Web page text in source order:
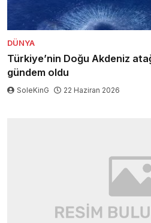
DÜNYA
Türkiye’nin Doğu Akdeniz
gündem oldu
SoleKinG 22 Haziran 2026